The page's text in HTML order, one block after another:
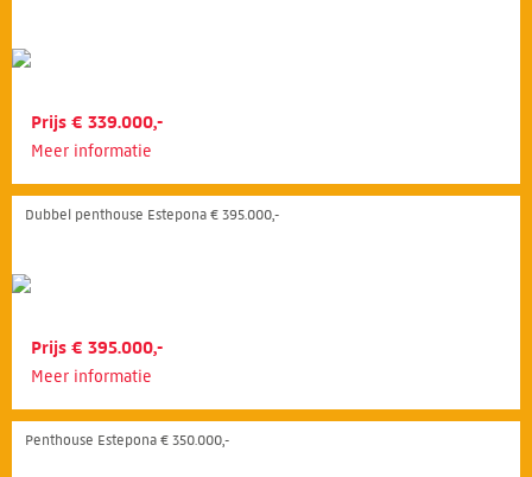
Prijs € 339.000,-
Meer informatie
Dubbel penthouse Estepona € 395.000,-
Prijs € 395.000,-
Meer informatie
Penthouse Estepona € 350.000,-